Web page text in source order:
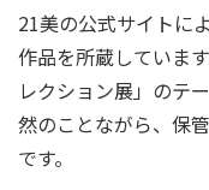
21美の公式サイトに
作品を所蔵していま
レクション展」のテ
然のことながら、保
です。